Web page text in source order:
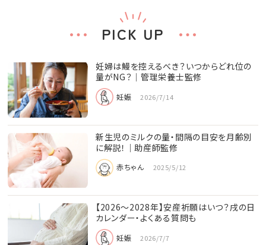
PICK UP
妊婦は鰻を控えるべき？いつからどれ位の
量がNG？│管理栄養士監修
妊娠 2026/7/14
新生児のミルクの量・間隔の目安を月齢別
に解説！｜助産師監修
赤ちゃん 2025/5/12
【2026〜2028年】安産祈願はいつ？戌の日
カレンダー・よくある質問も
妊娠 2026/7/7